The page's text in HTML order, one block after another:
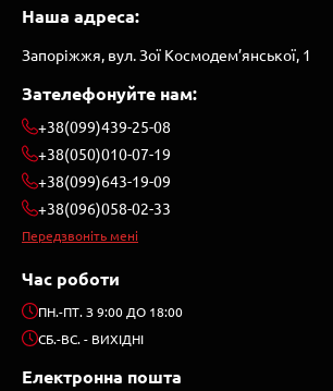
Наша адреса:
Запоріжжя, вул. Зої Космодем’янської, 1
Зателефонуйте нам:
+38(099)439-25-08
+38(050)010-07-19
+38(099)643-19-09
+38(096)058-02-33
Передзвоніть мені
Час роботи
ПН.-ПТ. З 9:00 ДО 18:00
СБ.-ВС. - ВИХІДНІ
Електронна пошта